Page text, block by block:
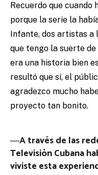
Recuerdo que cuando
porque la serie la
Infante, dos artistas a
que tengo la suerte
era una historia bien
resultó que sí, el
agradezco mucho
proyecto tan bonito.
―A través de las
Televisión Cubana
viviste esta